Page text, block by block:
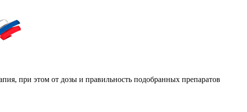
при этом от дозы и правильность подобранных препаратов